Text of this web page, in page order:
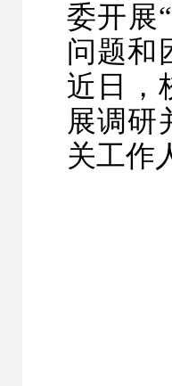
委开展
问题和
近日，
展调研
关工作